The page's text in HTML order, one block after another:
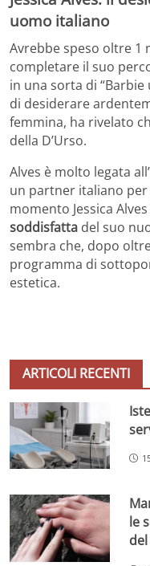
uomo italiano
Avrebbe speso oltre 1
completare il suo
in una sorta di “Barbie
di desiderare
femmina, ha rivelato
della D’Urso.
Alves è molto legata
un partner italiano per
momento Jessica
soddisfatta del suo
sembra che, dopo
programma di
estetica.
ARTICOLI RECENTI
le